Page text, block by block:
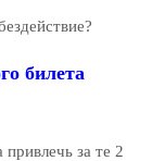
билета
за те 2